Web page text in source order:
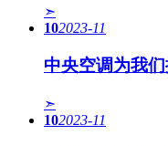
➣
102023-11
中央空调为我
➣
102023-11